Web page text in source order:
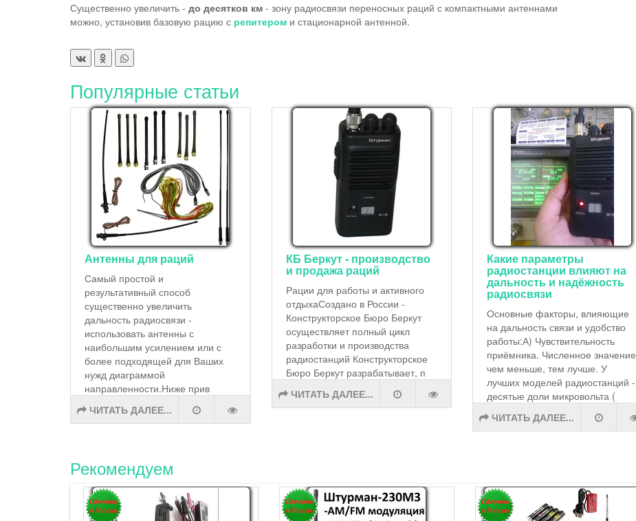
Существенно увеличить - до десятков км - зону радиосвязи переносных раций с компактными антеннами
можно, установив базовую рацию с репитером и стационарной антенной.
Популярные статьи
Антенны для раций
Самый простой и
результативный способ
существенно увеличить
дальность радиосвязи -
использовать антенны с
наибольшим усилением или с
более подходящей для Ваших
нужд диаграммой
направленности.Ниже прив
ЧИТАТЬ ДАЛЕЕ...
КБ Беркут - производство
и продажа раций
Рации для работы и активного
отдыхаСоздано в России -
Конструкторское Бюро Беркут
осуществляет полный цикл
разработки и производства
радиостанций Конструкторское
Бюро Беркут разрабатывает, п
ЧИТАТЬ ДАЛЕЕ...
Какие параметры
радиостанции влияют на
дальность и надёжность
радиосвязи
Основные факторы, влияющие
на дальность связи и удобство
работы:А) Чувствительность
приёмника. Численное значение
чем меньше, тем лучше. У
лучших моделей радиостанций -
десятые доли микровольта (
ЧИТАТЬ ДАЛЕЕ...
Рекомендуем